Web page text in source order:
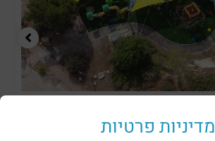
מדיניות פרטיות